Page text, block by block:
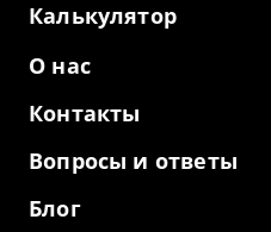
Калькулятор
О нас
Контакты
Вопросы и ответы
Блог